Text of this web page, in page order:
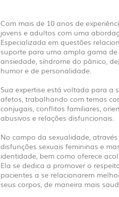
Com mais de 10 anos de
jovens e adultos com uma
Especializada em questões
suporte para uma ampla gama
ansiedade, síndrome do pânico,
humor e de personalidade.
Sua expertise está voltada para a
afetos, trabalhando com temas
conjugais, conflitos familiares,
abusivos e relações disfuncionais.
No campo da sexualidade,
disfunções sexuais femininas e
identidade, bem como oferece
Ela se dedica a promover o
pacientes a se relacionarem
seus corpos, de maneira mais